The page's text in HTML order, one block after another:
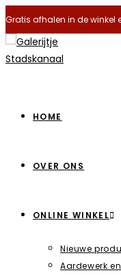
Ga
naar
inhoud
Gratis afhalen in de winkel
HOME
OVER ONS
ONLINE WINKEL
Nieuwe
Aardewerk